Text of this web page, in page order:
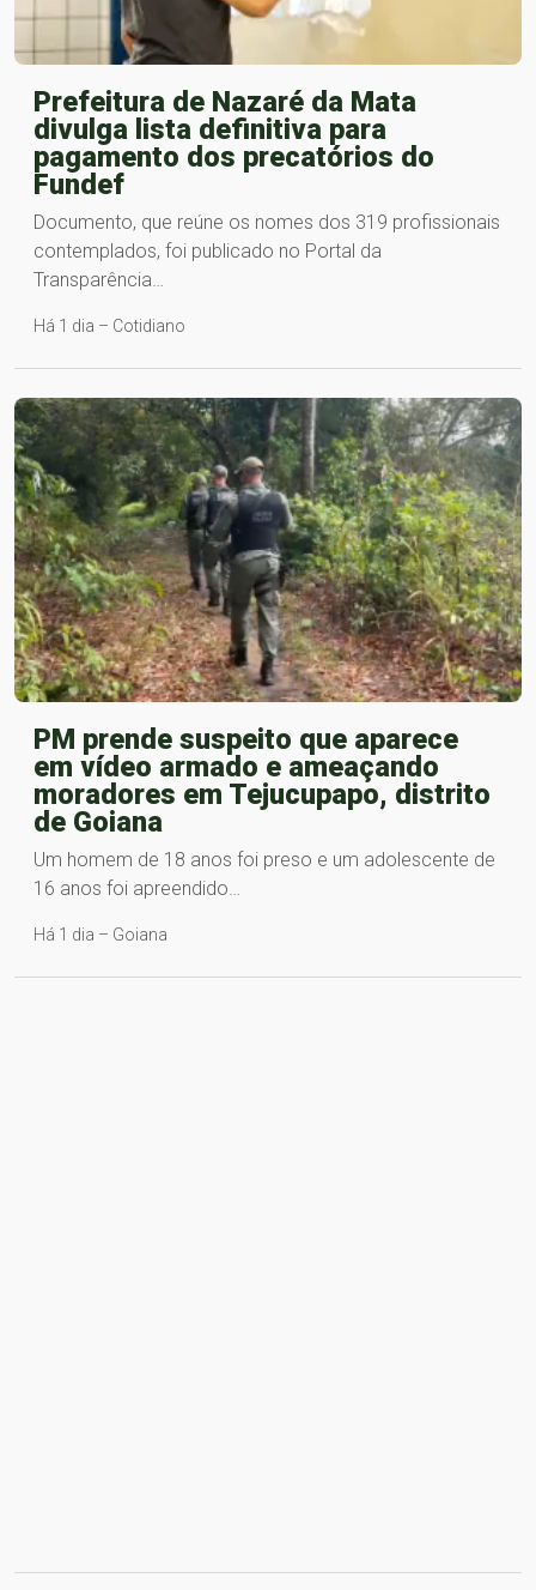
Prefeitura de Nazaré da Mata
divulga lista definitiva para
pagamento dos precatórios do
Fundef
Documento, que reúne os nomes dos 319 profissionais
contemplados, foi publicado no Portal da
Transparência…
Há 1 dia – Cotidiano
PM prende suspeito que aparece
em vídeo armado e ameaçando
moradores em Tejucupapo, distrito
de Goiana
Um homem de 18 anos foi preso e um adolescente de
16 anos foi apreendido…
Há 1 dia – Goiana